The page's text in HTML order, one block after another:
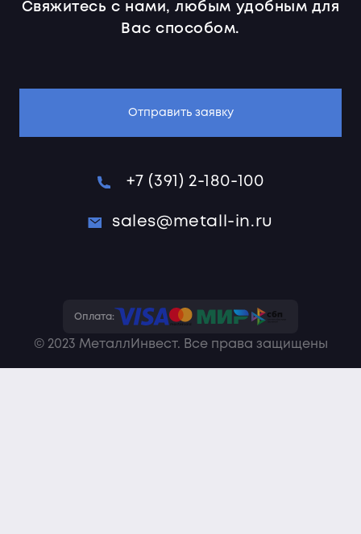
Свяжитесь с нами, любым удобным для
Вас способом.
Отправить заявку
+7 (391) 2-180-100
sales@metall-in.ru
Оплата:
© 2023 МеталлИнвест. Все права защищены